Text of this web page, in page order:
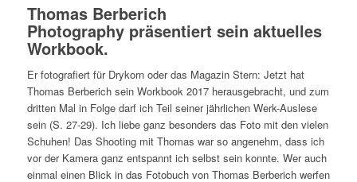
Thomas Berberich
Photography präsentiert sein aktuelles
Workbook.
Er fotografiert für Drykorn oder das Magazin Stern: Jetzt hat
Thomas Berberich sein Workbook 2017 herausgebracht, und zum
dritten Mal in Folge darf ich Teil seiner jährlichen Werk-Auslese
sein (S. 27-29). Ich liebe ganz besonders das Foto mit den vielen
Schuhen! Das Shooting mit Thomas war so angenehm, dass ich
vor der Kamera ganz entspannt ich selbst sein konnte. Wer auch
einmal einen Blick in das Fotobuch von Thomas Berberich werfen